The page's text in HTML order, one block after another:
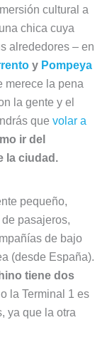
cultural a
chica cuya
alrededores – en
y Pompeya
merece la pena
la gente y el
que volar a
ir del
la ciudad.
pequeño,
pasajeros,
de bajo
(desde España).
tiene dos
la Terminal 1 es
ya que la otra